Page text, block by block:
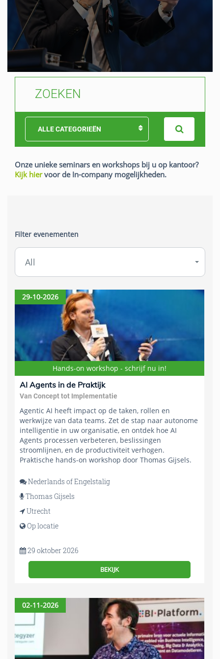
ALLE CATEGORIEËN
Onze unieke seminars en workshops bij u op kantoor?
Kijk hiervoor de In-company mogelijkheden.
Filter evenementen
All
29-10-2026
Hands-on workshop - schrijf nu in!
AI Agents in de Praktijk
Van Concept tot Implementatie
Agentic AI heeft impact op de taken, rollen en
werkwijze van data teams. Zet de stap naar autonome
intelligentie in uw organisatie, en ontdek hoe AI
Agents processen verbeteren, beslissingen
stroomlijnen, en de productiviteit verhogen.
Praktische hands-on workshop door Thomas Gijsels.
Nederlands of Engelstalig
Thomas Gijsels
Utrecht
Op locatie
29 oktober 2026
BEKIJK
02-11-2026